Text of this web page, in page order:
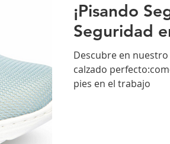
¡Pisando
Seguridad
Descubre en
calzado
pies en el trabajo